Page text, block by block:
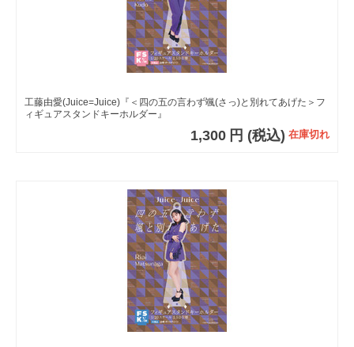
工藤由愛(Juice=Juice)『＜四の五の言わず颯(さっ)と別れてあげた＞フ
ィギュアスタンドキーホルダー』
1,300 円 (税込) 在庫切れ